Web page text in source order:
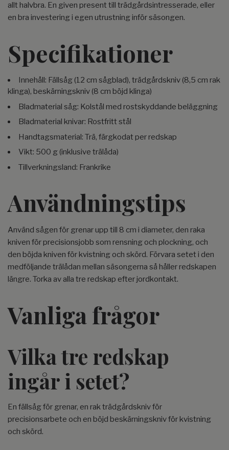
allt halvbra. En given present till trädgårdsintresserade, eller
en bra investering i egen utrustning inför säsongen.
Specifikationer
Innehåll: Fällsåg (12 cm sågblad), trädgårdskniv (8,5 cm rak
klinga), beskärningskniv (8 cm böjd klinga)
Bladmaterial såg: Kolstål med rostskyddande beläggning
Bladmaterial knivar: Rostfritt stål
Handtagsmaterial: Trä, färgkodat per redskap
Vikt: 500 g (inklusive trälåda)
Tillverkningsland: Frankrike
Användningstips
Använd sågen för grenar upp till 8 cm i diameter, den raka
kniven för precisionsjobb som rensning och plockning, och
den böjda kniven för kvistning och skörd. Förvara setet i den
medföljande trälådan mellan säsongerna så håller redskapen
längre. Torka av alla tre redskap efter jordkontakt.
Vanliga frågor
Vilka tre redskap
ingår i setet?
En fällsåg för grenar, en rak trädgårdskniv för
precisionsarbete och en böjd beskärningskniv för kvistning
och skörd.